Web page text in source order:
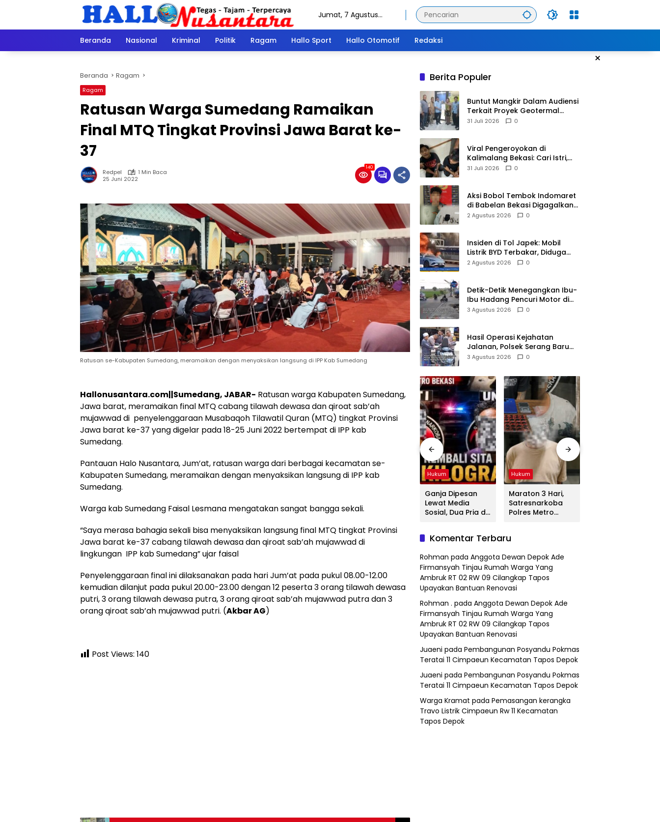
Jumat, 7 Agustus
Beranda
Nasional Kriminal Politik Ragam Hallo Sport Hallo Otomotif Redaksi
×
Beranda Ragam
Ragam
Ratusan Warga Sumedang Ramaikan
Final MTQ Tingkat Provinsi Jawa Barat ke-
37
Redpel
1 Min Baca
25 Juni 2022
140
Ratusan se-Kabupaten Sumedang, meramaikan dengan menyaksikan langsung di IPP Kab Sumedang
Hallonusantara.com||Sumedang, JABAR- Ratusan warga Kabupaten Sumedang,
Jawa barat, meramaikan final MTQ cabang tilawah dewasa dan qiroat sab’ah
mujawwad di penyelenggaraan Musabaqoh Tilawatil Quran (MTQ) tingkat Provinsi
Jawa barat ke-37 yang digelar pada 18-25 Juni 2022 bertempat di IPP kab
Sumedang.
Pantauan Halo Nusantara, Jum’at, ratusan warga dari berbagai kecamatan se-
Kabupaten Sumedang, meramaikan dengan menyaksikan langsung di IPP kab
Sumedang.
Warga kab Sumedang Faisal Lesmana mengatakan sangat bangga sekali.
“Saya merasa bahagia sekali bisa menyaksikan langsung final MTQ tingkat Provinsi
Jawa barat ke-37 cabang tilawah dewasa dan qiroat sab’ah mujawwad di
lingkungan IPP kab Sumedang” ujar faisal
Penyelenggaraan final ini dilaksanakan pada hari Jum’at pada pukul 08.00-12.00
kemudian dilanjut pada pukul 20.00-23.00 dengan 12 peserta 3 orang tilawah dewasa
putri, 3 orang tilawah dewasa putra, 3 orang qiroat sab’ah mujawwad putra dan 3
orang qiroat sab’ah mujawwad putri. (Akbar AG)
Post Views: 140
Berita Populer
Buntut Mangkir Dalam Audiensi
Terkait Proyek Geotermal
Tampomas, Bupati Sumedang
31 Juli 2026 0
Viral Pengeroyokan di
Kalimalang Bekasi: Cari Istri,
Suami Malah Dianiaya
31 Juli 2026 0
Aksi Bobol Tembok Indomaret
di Babelan Bekasi Digagalkan
Satpam dan Warga, Dua
2 Agustus 2026 0
Insiden di Tol Japek: Mobil
Listrik BYD Terbakar, Diduga
Gangguan Korsleting Listrik
2 Agustus 2026 0
Detik-Detik Menegangkan Ibu-
Ibu Hadang Pencuri Motor di
Purwasari Karawang, Pelaku
3 Agustus 2026 0
Hasil Operasi Kejahatan
Jalanan, Polsek Serang Baru
Serahkan Motor Hilang ke
3 Agustus 2026 0
Hukum
Tega! Terkuak
Sosok Terduga
Pembunuh Lansia
Ternyata Oknum
Polisi Tetangga
Korban
Peristiwa
Kakek Diduga
Tunawisma
Penumpang dan
Turun dari
TransJakarta
Karena Bau
Hukum
Kejahatan
Jalanan, Polsek
Serahkan Motor
Hilang ke Pemilik
Hukum
Menegangkan
Ibu-Ibu Hadang
Purwasari
Karawang, Pelaku
Hukum
Ganja Dipesan
Lewat Media
Sosial, Dua Pria di
Satresnarkoba
Bekasi
Hukum
Maraton 3 Hari,
Satresnarkoba
Polres Metro
Ganja, dan
Komentar Terbaru
Rohman pada Anggota Dewan Depok Ade
Firmansyah Tinjau Rumah Warga Yang
Ambruk RT 02 RW 09 Cilangkap Tapos
Upayakan Bantuan Renovasi
Rohman . pada Anggota Dewan Depok Ade
Firmansyah Tinjau Rumah Warga Yang
Ambruk RT 02 RW 09 Cilangkap Tapos
Upayakan Bantuan Renovasi
Juaeni pada Pembangunan Posyandu Pokmas
Teratai 11 Cimpaeun Kecamatan Tapos Depok
Juaeni pada Pembangunan Posyandu Pokmas
Teratai 11 Cimpaeun Kecamatan Tapos Depok
Warga Kramat pada Pemasangan kerangka
Travo Listrik Cimpaeun Rw 11 Kecamatan
Tapos Depok